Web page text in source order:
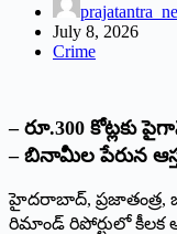
July 8, 2026
Crime
– రూ.300 కోట్లకు
– బినామీల పేరున
హైదరాబాద్‌,‌ ప్రజాతంత్ర,
రిమాండ్‌ ‌రిపోర్టులో